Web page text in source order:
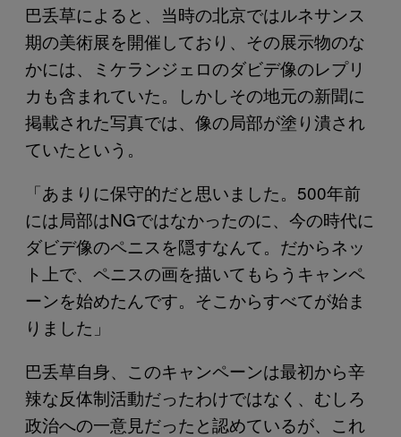
巴丢草によると、当時の北京ではルネサンス
期の美術展を開催しており、その展示物のな
かには、ミケランジェロのダビデ像のレプリ
カも含まれていた。しかしその地元の新聞に
掲載された写真では、像の局部が塗り潰され
ていたという。
「あまりに保守的だと思いました。500年前
には局部はNGではなかったのに、今の時代に
ダビデ像のペニスを隠すなんて。だからネッ
ト上で、ペニスの画を描いてもらうキャンペ
ーンを始めたんです。そこからすべてが始ま
りました」
巴丢草自身、このキャンペーンは最初から辛
辣な反体制活動だったわけではなく、むしろ
政治への一意見だったと認めているが、これ